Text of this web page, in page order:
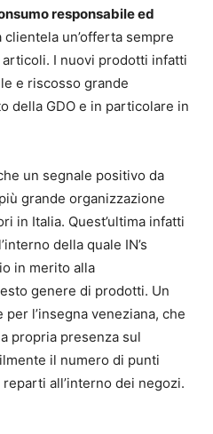
responsabile ed
un’offerta sempre
I nuovi prodotti infatti
e riscosso grande
della GDO e in particolare in
un segnale positivo da
grande organizzazione
in Italia. Quest’ultima infatti
della quale IN’s
in merito alla
genere di prodotti. Un
l’insegna veneziana, che
propria presenza sul
il numero di punti
all’interno dei negozi.